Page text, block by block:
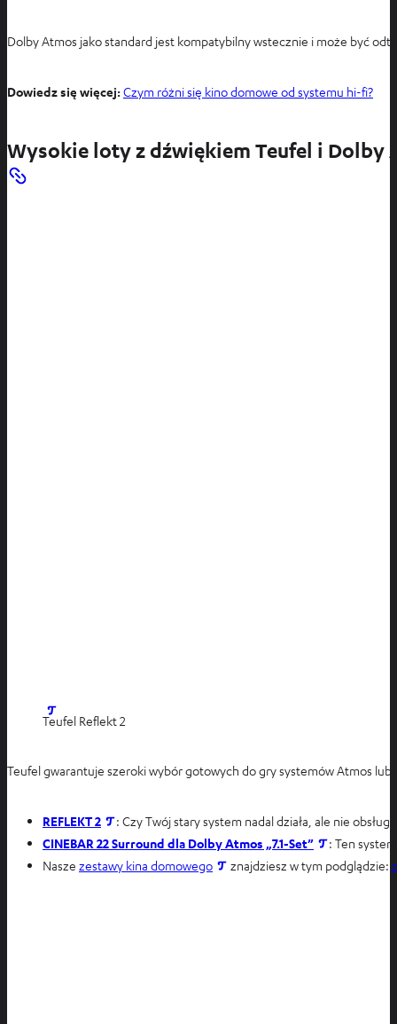
Dolby Atmos jako standard jest kompatybilny wstecznie i może być
Dowiedz się więcej:Czym różni się kino domowe od systemu hi-fi?
Wysokie loty z dźwiękiem Teufel i Dolby
Teufel Reflekt 2
Teufel gwarantuje szeroki wybór gotowych do gry systemów Atmos
REFLEKT 2 : Czy Twój stary system nadal działa, ale nie
CINEBAR 22 Surround dla Dolby Atmos „7.1-Set”
O
t
: Ten
Nasze zestawy kina domowego
Oznajdziesz w tym podglądzie: